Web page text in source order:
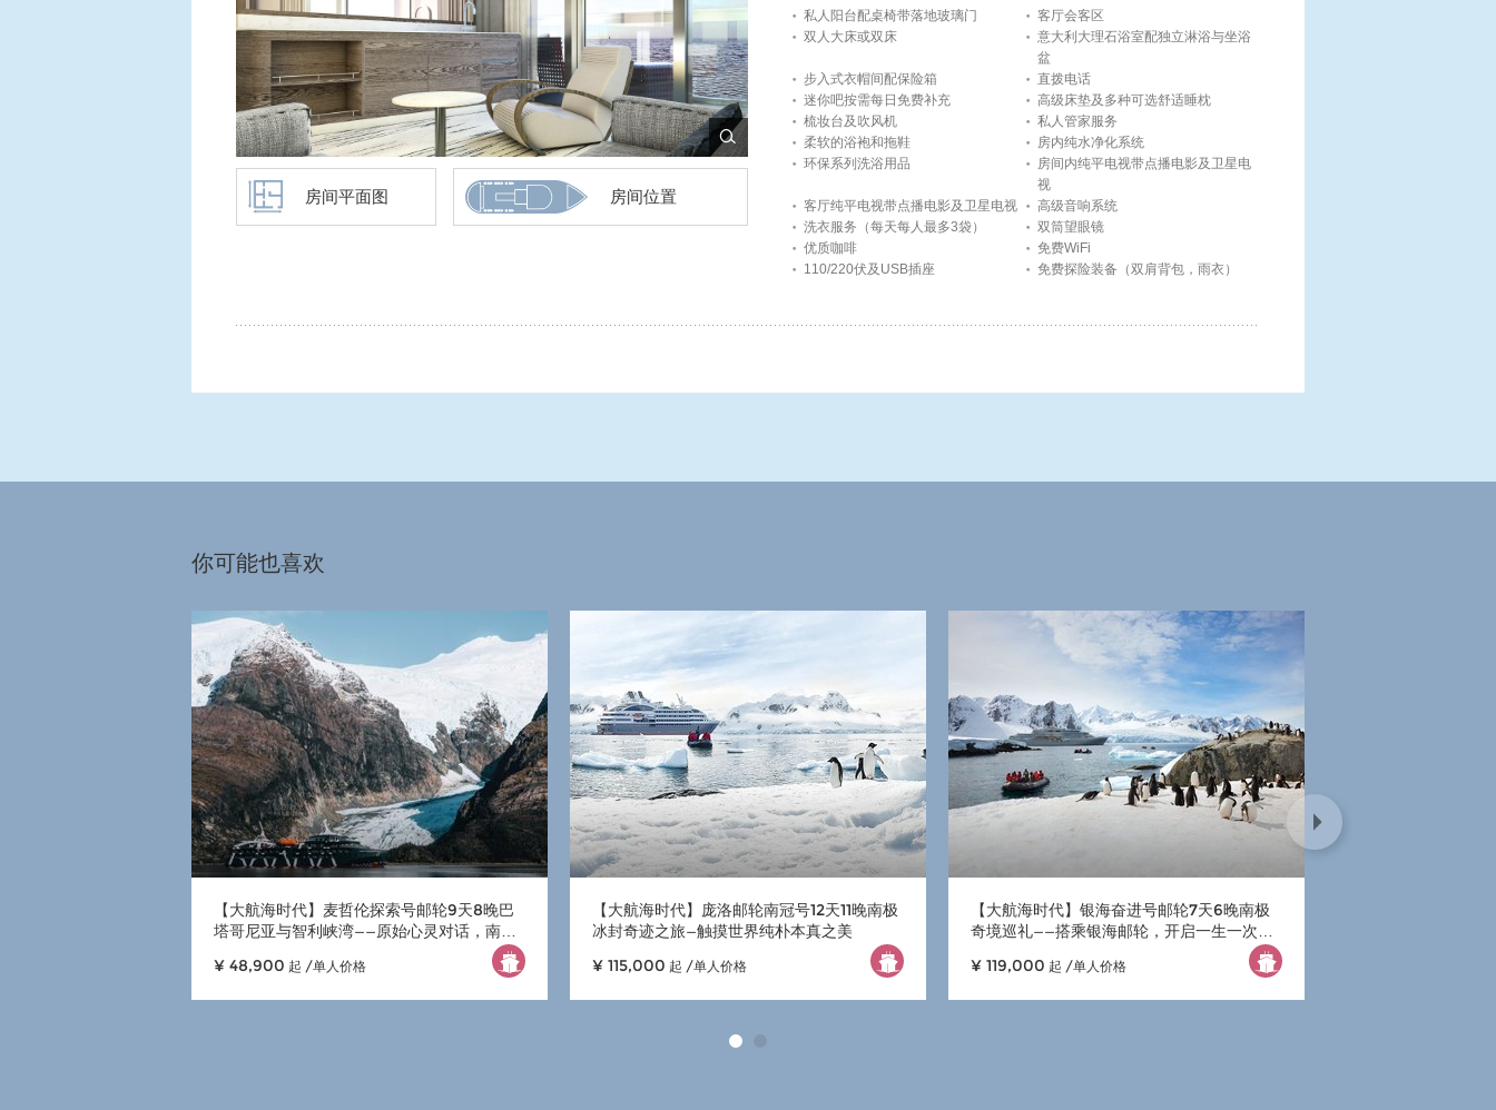
房间平面图 房间位置
私人阳台配桌椅带落地玻璃门
客厅会客区
双人大床或双床
意大利大理石浴室配独立淋浴与坐浴
盆
步入式衣帽间配保险箱
直拨电话
迷你吧按需每日免费补充
高级床垫及多种可选舒适睡枕
梳妆台及吹风机
私人管家服务
柔软的浴袍和拖鞋
房内纯水净化系统
环保系列洗浴用品
房间内纯平电视带点播电影及卫星电
视
客厅纯平电视带点播电影及卫星电视
高级音响系统
洗衣服务（每天每人最多3袋）
双筒望眼镜
优质咖啡
免费WiFi
110/220伏及USB插座
免费探险装备（双肩背包，雨衣）
你可能也喜欢
【大航海时代】麦哲伦探索号邮轮9天8晚巴
塔哥尼亚与智利峡湾——原始心灵对话，南美
¥ 48,900 起 /单人价格
【大航海时代】庞洛邮轮南冠号12天11晚南极
冰封奇迹之旅—触摸世界纯朴本真之美
¥ 115,000 起 /单人价格
【大航海时代】银海奋进号邮轮7天6晚南极
奇境巡礼——搭乘银海邮轮，开启一生一次极
¥ 119,000 起 /单人价格